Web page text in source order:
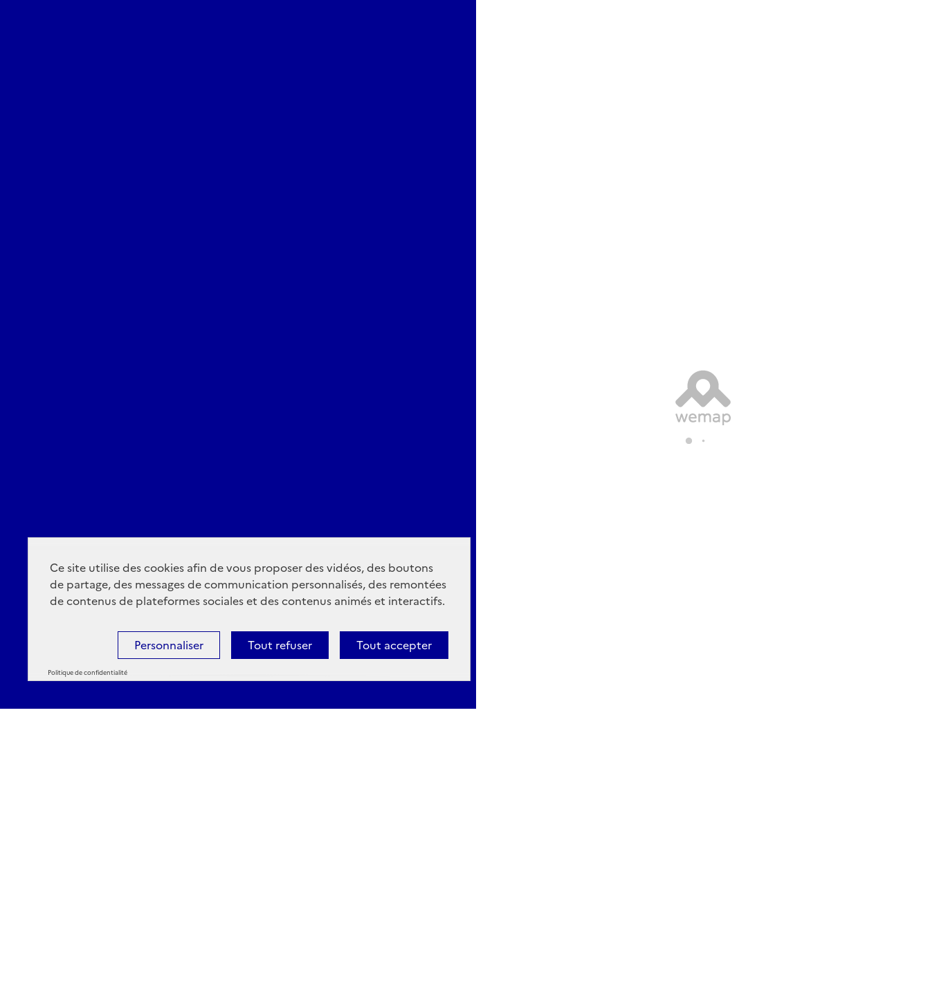
Ce site utilise des cookies afin de vous proposer des vidéos, des boutons
de partage, des messages de communication personnalisés, des remontées
de contenus de plateformes sociales et des contenus animés et interactifs.
Tout accepter
Tout refuser
Personnaliser
Politique de confidentialité